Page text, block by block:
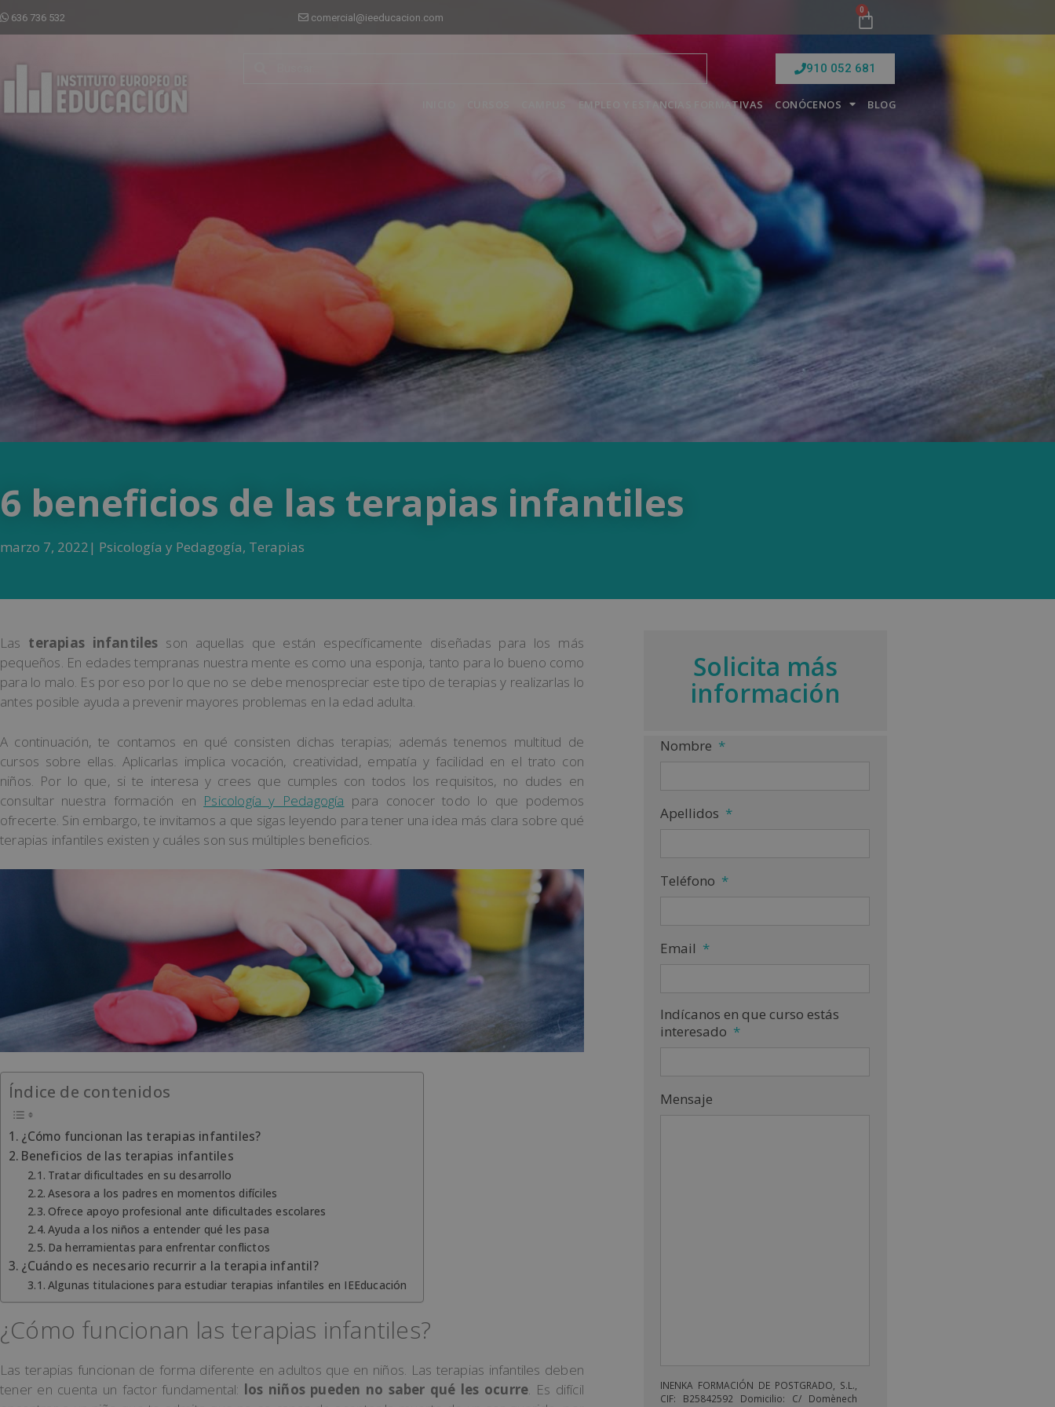
636 736 532 comercial@ieeducacion.com
0
910 052 681
EMPLEO Y ESTANCIAS FORMATIVAS CONÓCENOS BLOG
6 beneficios de las terapias infantiles
marzo 7, 2022| Psicología y Pedagogía, Terapias
Las terapias infantiles son aquellas que están específicamente diseñadas para los más
pequeños. En edades tempranas nuestra mente es como una esponja, tanto para lo bueno como
para lo malo. Es por eso por lo que no se debe menospreciar este tipo de terapias y realizarlas lo
antes posible ayuda a prevenir mayores problemas en la edad adulta.
A continuación, te contamos en qué consisten dichas terapias; además tenemos multitud de
cursos sobre ellas. Aplicarlas implica vocación, creatividad, empatía y facilidad en el trato con
niños. Por lo que, si te interesa y crees que cumples con todos los requisitos, no dudes en
consultar nuestra formación en Psicología y Pedagogía para conocer todo lo que podemos
ofrecerte. Sin embargo, te invitamos a que sigas leyendo para tener una idea más clara sobre qué
terapias infantiles existen y cuáles son sus múltiples beneficios.
Índice de contenidos
¿Cómo funcionan las terapias infantiles?
Beneficios de las terapias infantiles
Tratar dificultades en su desarrollo
Asesora a los padres en momentos difíciles
Ofrece apoyo profesional ante dificultades escolares
Ayuda a los niños a entender qué les pasa
Da herramientas para enfrentar conflictos
¿Cuándo es necesario recurrir a la terapia infantil?
Algunas titulaciones para estudiar terapias infantiles en IEEducación
¿Cómo funcionan las terapias infantiles?
Las terapias funcionan de forma diferente en adultos que en niños. Las terapias infantiles deben
tener en cuenta un factor fundamental: los niños pueden no saber qué les ocurre. Es difícil
Solicita más
información
Nombre *
Apellidos *
Teléfono *
Email *
Indícanos en que curso estás
interesado *
Mensaje
INENKA FORMACIÓN DE POSTGRADO, S.L.,
CIF: B25842592 Domicilio: C/ Domènech